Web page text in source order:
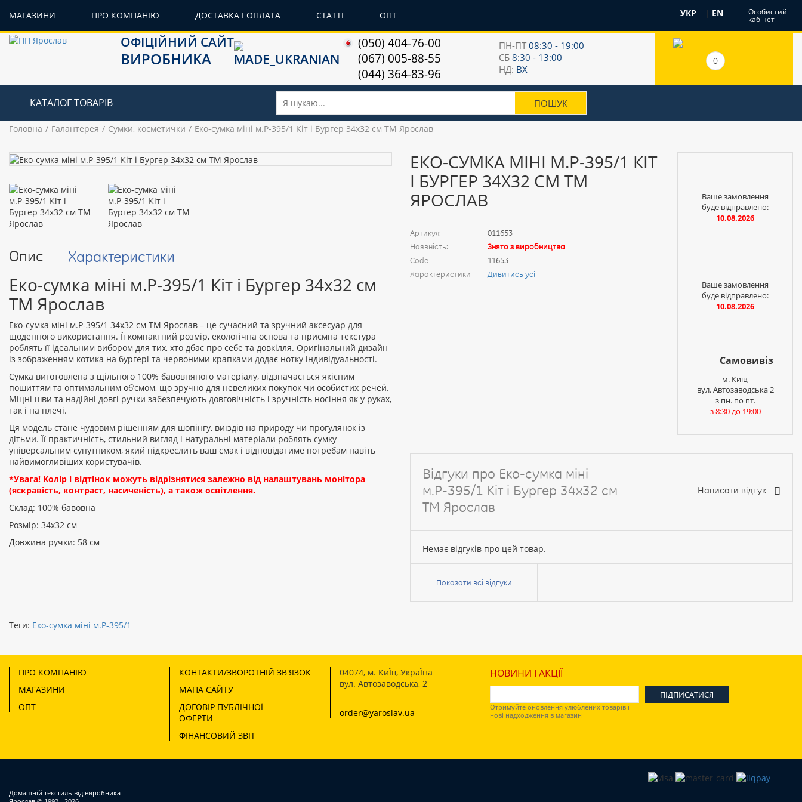
МАГАЗИНИ ПРО КОМПАНІЮ ДОСТАВКА І ОПЛАТА СТАТТІ ОПТ УКР | EN Особистий
кабінет
ОФІЦІЙНИЙ САЙТ
ВИРОБНИКА
(050) 404-76-00
(067) 005-88-55
(044) 364-83-96
ПН-ПТ08:30 - 19:00
СБ8:30 - 13:00
НД: ВХ
0
КАТАЛОГ ТОВАРІВ
Головна Галантерея Сумки, косметички Еко-сумка міні м.Р-395/1 Кіт і Бургер 34х32 см ТМ Ярослав
Опис Характеристики
Еко-сумка міні м.Р-395/1 Кіт і Бургер 34х32 см
ТМ Ярослав
Еко-сумка міні м.Р-395/1 34х32 см ТМ Ярослав – це сучасний та зручний аксесуар для
щоденного використання. Її компактний розмір, екологічна основа та приємна текстура
роблять її ідеальним вибором для тих, хто дбає про себе та довкілля. Оригінальний дизайн
із зображенням котика на бургері та червоними крапками додає нотку індивідуальності.
Сумка виготовлена з щільного 100% бавовняного матеріалу, відзначається якісним
пошиттям та оптимальним об’ємом, що зручно для невеликих покупок чи особистих речей.
Міцні шви та надійні довгі ручки забезпечують довговічність і зручність носіння як у руках,
так і на плечі.
Ця модель стане чудовим рішенням для шопінгу, виїздів на природу чи прогулянок із
дітьми. Її практичність, стильний вигляд і натуральні матеріали роблять сумку
універсальним супутником, який підкреслить ваш смак і відповідатиме потребам навіть
найвимогливіших користувачів.
*Увага! Колір і відтінок можуть відрізнятися залежно від налаштувань монітора
(яскравість, контраст, насиченість), а також освітлення.
Склад: 100% бавовна
Розмір: 34х32 см
Довжина ручки: 58 см
ЕКО-СУМКА МІНІ М.Р-395/1 КІТ
І БУРГЕР 34Х32 СМ ТМ
ЯРОСЛАВ
Артикул:
011653
Наявність:
Знято з виробництва
Code
11653
Характеристики
Дивитись усі
Ваше замовлення
буде відправлено:
10.08.2026
Ваше замовлення
буде відправлено:
10.08.2026
Самовивіз
м. Київ,
вул. Автозаводська 2
з пн. по пт.
з 8:30 до 19:00
Відгуки про Еко-сумка міні
м.Р-395/1 Кіт і Бургер 34х32 см
ТМ Ярослав
Написати відгук
Немає відгуків про цей товар.
Ваше
ПРОДОВЖИТИ
Показати всі відгуки
Теги: Еко-сумка міні м.Р-395/1
ПРО КОМПАНІЮ
МАГАЗИНИ
ОПТ
КОНТАКТИ/ЗВОРОТНІЙ ЗВ'ЯЗОК
МАПА САЙТУ
ДОГОВІР ПУБЛІЧНОЇ
ОФЕРТИ
ФІНАНСОВИЙ ЗВІТ
04074, м. КиЇв, УкраЇна
вул. Автозаводська, 2
order@yaroslav.ua
НОВИНИ І АКЦІЇ
Отримуйте оновлення улюблених товарів і
нові надходження в магазин
Домашній текстиль від виробника -